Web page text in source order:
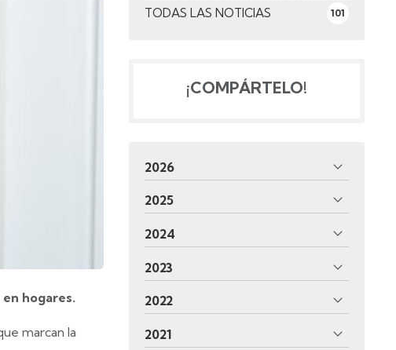
TODAS LAS NOTICIAS 101
hogares.
marcan la
¡COMPÁRTELO!
2026
2025
2024
2023
2022
2021